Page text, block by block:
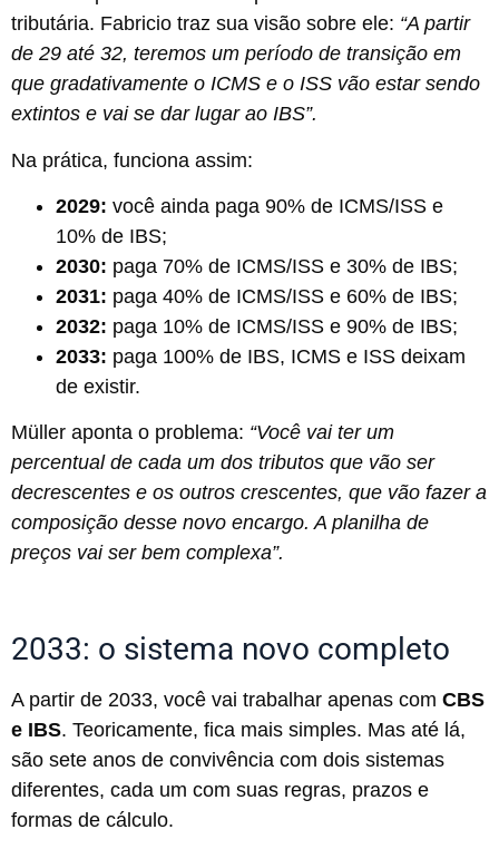
tributária. Fabricio traz sua visão sobre ele: “A partir
de 29 até 32, teremos um período de transição em
que gradativamente o ICMS e o ISS vão estar sendo
extintos e vai se dar lugar ao IBS”.
Na prática, funciona assim:
2029: você ainda paga 90% de ICMS/ISS e
10% de IBS;
2030: paga 70% de ICMS/ISS e 30% de IBS;
2031: paga 40% de ICMS/ISS e 60% de IBS;
2032: paga 10% de ICMS/ISS e 90% de IBS;
2033: paga 100% de IBS, ICMS e ISS deixam
de existir.
Müller aponta o problema: “Você vai ter um
percentual de cada um dos tributos que vão ser
decrescentes e os outros crescentes, que vão fazer a
composição desse novo encargo. A planilha de
preços vai ser bem complexa”.
2033: o sistema novo completo
A partir de 2033, você vai trabalhar apenas com CBS
e IBS. Teoricamente, fica mais simples. Mas até lá,
são sete anos de convivência com dois sistemas
diferentes, cada um com suas regras, prazos e
formas de cálculo.